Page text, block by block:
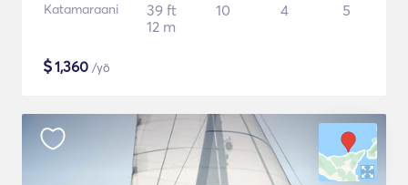
Katamaraani
39 ft
12 m
10 4 5
$1,360 /yö